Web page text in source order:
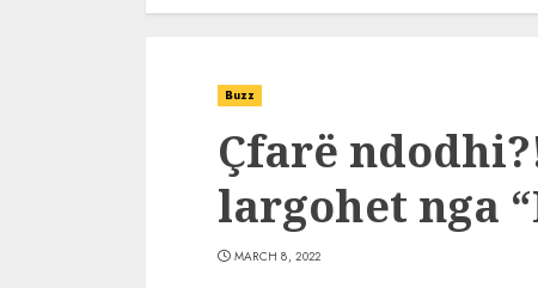
Buzz
Çfarë
largohet nga
MARCH 8, 2022